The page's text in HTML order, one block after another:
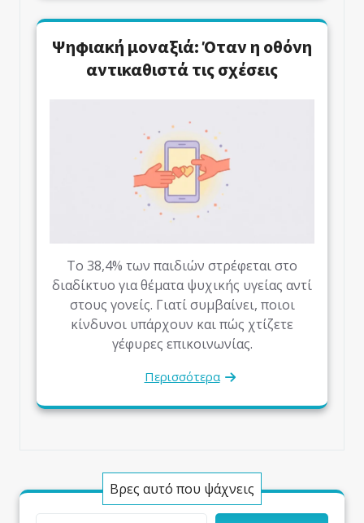
Ψηφιακή μοναξιά: Όταν η οθόνη
αντικαθιστά τις σχέσεις
Το 38,4% των παιδιών στρέφεται στο
διαδίκτυο για θέματα ψυχικής υγείας αντί
στους γονείς. Γιατί συμβαίνει, ποιοι
κίνδυνοι υπάρχουν και πώς χτίζετε
γέφυρες επικοινωνίας.
Περισσότερα
Βρες αυτό που ψάχνεις